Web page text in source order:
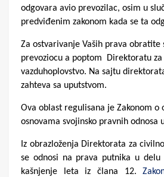
odgovara avio prevozilac, osim u
predviđenim zakonom kada se ta
Za ostvarivanje Vaših prava obratite
prevoziocu a poptom Direktoratu
vazduhoplovstvo. Na sajtu
zahteva sa uputstvom.
Ova oblast regulisana je Zakonom o
osnovama svojinsko pravnih odnosa
Iz obrazloženja Direktorata za
se odnosi na prava putnika u delu
kašnjenje leta iz člana 12.